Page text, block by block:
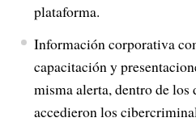
plataforma.
Información corporativa
capacitación y
misma alerta, dentro de los
accedieron los